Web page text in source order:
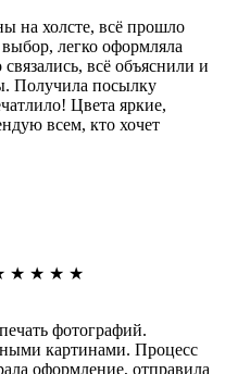
на холсте, всё прошло
легко оформляла
всё объяснили и
Получила посылку
Цвета яркие,
всем, кто хочет
★ ★ ★ ★
фотографий.
картинами. Процесс
оформление, отправила